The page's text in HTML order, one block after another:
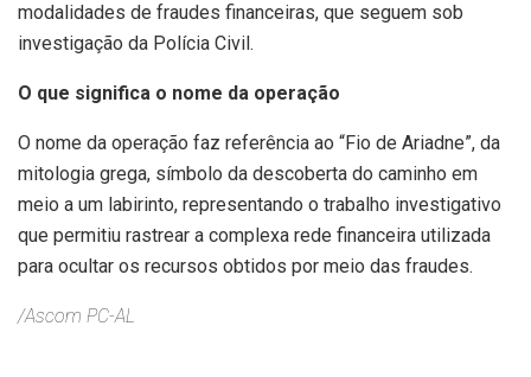
modalidades de fraudes financeiras, que seguem sob
investigação da Polícia Civil.
O que significa o nome da operação
O nome da operação faz referência ao “Fio de Ariadne”, da
mitologia grega, símbolo da descoberta do caminho em
meio a um labirinto, representando o trabalho investigativo
que permitiu rastrear a complexa rede financeira utilizada
para ocultar os recursos obtidos por meio das fraudes.
/Ascom PC-AL